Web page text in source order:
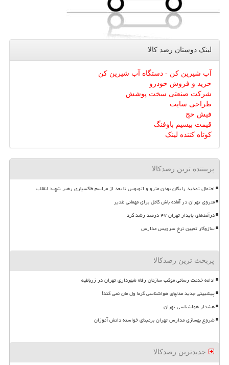
لینک دوستان رصد كالا
آب شیرین کن - دستگاه آب شیرین کن
خرید و فروش خودرو
شرکت صنعتی سخت پوشش
طراحی سایت
فیش حج
قیمت بیسیم باوفنگ
کوتاه کننده لینک
پربیننده ترین رصدکالا
احتمال تمدید رایگان بودن مترو و اتوبوس تا بعد از مراسم خاکسپاری رهبر شهید انقلاب
متروی تهران در آماده باش کامل برای مهمانی غدیر
درآمدهای پایدار تهران ۴۷ درصد رشد کرد
سازوکار تعیین نرخ سرویس مدارس
پربحث ترین رصدکالا
ادامه خدمت رسانی موکب سازمان رفاه شهرداری تهران در زرباطیه
پیشبینی جدید مدلهای هواشناسی گرما ول مان نمی کند!
هشدار هواشناسی تهران
شروع بهسازی مدارس تهران برمبنای خواسته دانش آموزان
جدیدترین رصدکالا